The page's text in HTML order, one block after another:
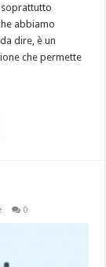
soprattutto
abbiamo
dire, è un
che permette
0